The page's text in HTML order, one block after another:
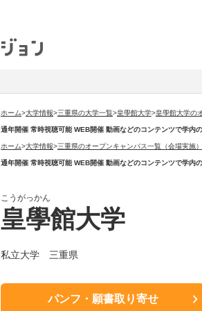
ホーム>大学情報>三重県の大学一覧>皇學館大学>皇學館大学の
通年開催 常時視聴可能 WEB開催 動画などのコンテンツで学
ホーム>大学情報>三重県のオープンキャンパス一覧（会場実施）
通年開催 常時視聴可能 WEB開催 動画などのコンテンツで学
こうがっかん
皇學館大学
私立大学 三重県
パンフ・願書取り寄せ